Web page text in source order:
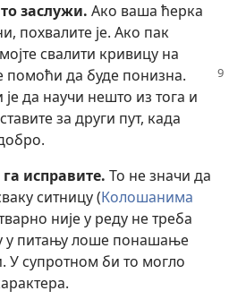
заслужи. Ако ваша ћерка
похвалите је. Ако пак
свалити кривицу на
помоћи да буде понизна.
да научи нешто из тога и
за други пут, када
га исправите. То не значи да
ситницу (Колошанима
није у реду не треба
у питању лоше понашање
У супротном би то могло